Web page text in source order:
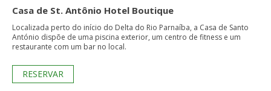
Casa de St. Antônio Hotel Boutique
Localizada perto do início do Delta do Rio Parnaíba, a Casa de Santo
António dispõe de uma piscina exterior, um centro de fitness e um
restaurante com um bar no local.
RESERVAR